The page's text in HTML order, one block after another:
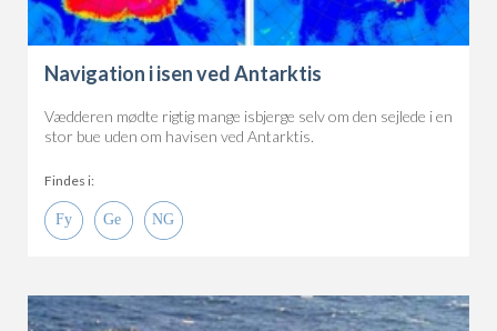
Navigation i isen ved Antarktis
Vædderen mødte rigtig mange isbjerge selv om den sejlede i en
stor bue uden om havisen ved Antarktis.
Findes i: